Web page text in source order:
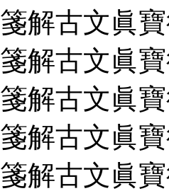
箋解古文眞
箋解古文眞
箋解古文眞
箋解古文眞
箋解古文眞